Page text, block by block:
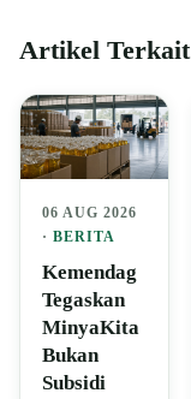
Artikel Terkait
06 AUG 2026
· BERITA
Kemendag
Tegaskan
MinyaKita
Bukan
Subsidi